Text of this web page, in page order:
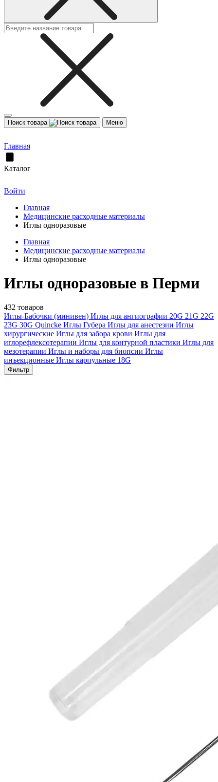
Поиск товара Меню
Главная
Каталог
Войти
Главная
Медицинские расходные материалы
Иглы одноразовые
Главная
Медицинские расходные материалы
Иглы одноразовые
Иглы одноразовые в Перми
432 товаров
Иглы-Бабочки (минивен) Иглы для ангиографии 20G 21G 22G
23G 30G Quincke Иглы Губера Иглы для анестезии Иглы
хирургические Иглы для забора крови Иглы для
иглорефлексотерапии Иглы для контурной пластики Иглы для
мезотерапии Иглы и наборы для биопсии Иглы
инъекционные Иглы карпульные 18G
Фильтр